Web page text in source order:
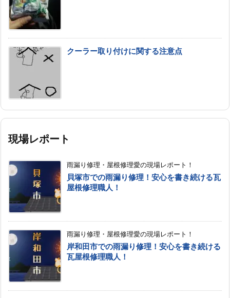
クーラー取り付けに関する注意点
現場レポート
雨漏り修理・屋根修理愛の現場レポート！
貝塚市での雨漏り修理！安心を書き続ける瓦
屋根修理職人！
雨漏り修理・屋根修理愛の現場レポート！
岸和田市での雨漏り修理！安心を書き続ける
瓦屋根修理職人！